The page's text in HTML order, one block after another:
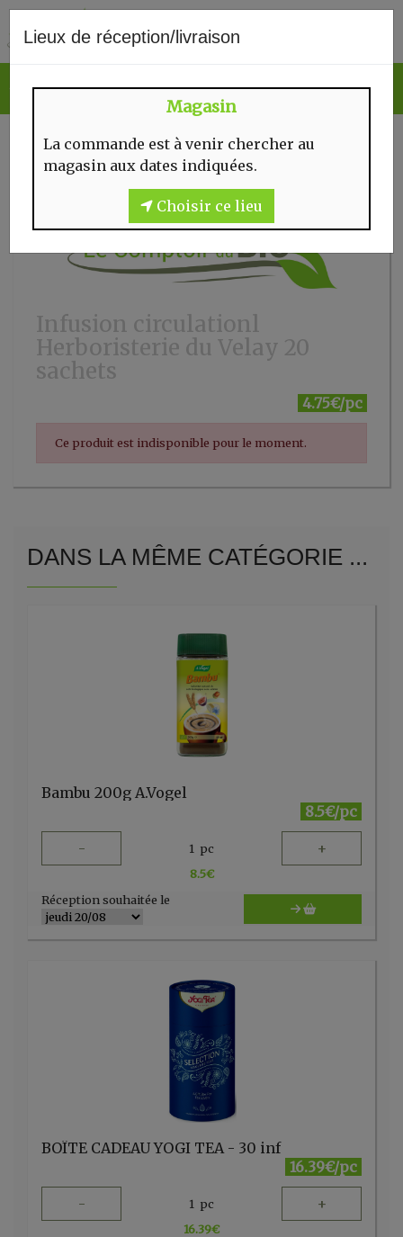
Lieux de réception/livraison
Magasin
La commande est à venir chercher au
magasin aux dates indiquées.
Choisir ce lieu
Infusion circulationl
Herboristerie du Velay 20
sachets
4.75€/pc
Ce produit est indisponible pour le moment.
DANS LA MÊME CATÉGORIE ...
Bambu 200g A.Vogel
8.5€/pc
- 1 pc +
8.5€
Réception souhaitée le
BOÎTE CADEAU YOGI TEA - 30 inf
16.39€/pc
- 1 pc +
16.39€